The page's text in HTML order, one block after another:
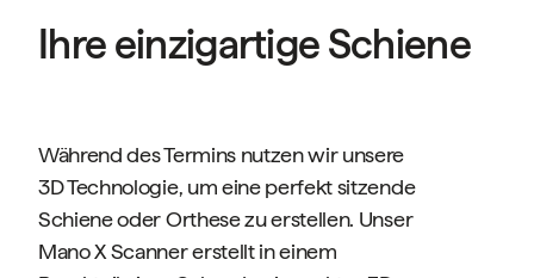
Ihre einzigartige Schiene
Während des Termins nutzen wir unsere
3D Technologie, um eine perfekt sitzende
Schiene oder Orthese zu erstellen. Unser
Mano X Scanner erstellt in einem